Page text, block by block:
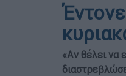
«Αν θέλει να